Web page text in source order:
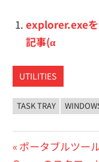
explorer.exe
記事(α
UTILITIES
TASK TRAY
投
前
ポータブルツー